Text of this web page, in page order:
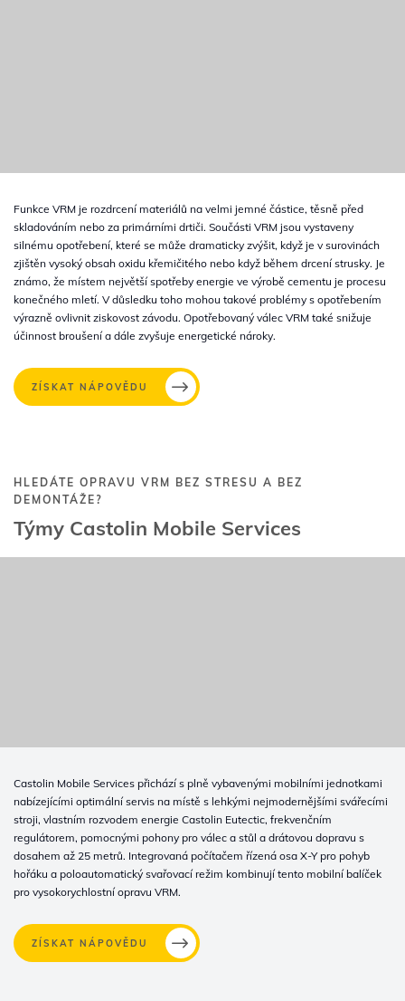
Funkce VRM je rozdrcení materiálů na velmi jemné částice, těsně před
skladováním nebo za primárními drtiči. Součásti VRM jsou vystaveny
silnému opotřebení, které se může dramaticky zvýšit, když je v surovinách
zjištěn vysoký obsah oxidu křemičitého nebo když během drcení strusky. Je
známo, že místem největší spotřeby energie ve výrobě cementu je procesu
konečného mletí. V důsledku toho mohou takové problémy s opotřebením
výrazně ovlivnit ziskovost závodu. Opotřebovaný válec VRM také snižuje
účinnost broušení a dále zvyšuje energetické nároky.
ZÍSKAT NÁPOVĚDU
HLEDÁTE OPRAVU VRM BEZ STRESU A BEZ
DEMONTÁŽE?
Týmy Castolin Mobile Services
Castolin Mobile Services přichází s plně vybavenými mobilními jednotkami
nabízejícími optimální servis na místě s lehkými nejmodernějšími svářecími
stroji, vlastním rozvodem energie Castolin Eutectic, frekvenčním
regulátorem, pomocnými pohony pro válec a stůl a drátovou dopravu s
dosahem až 25 metrů. Integrovaná počítačem řízená osa X-Y pro pohyb
hořáku a poloautomatický svařovací režim kombinují tento mobilní balíček
pro vysokorychlostní opravu VRM.
ZÍSKAT NÁPOVĚDU